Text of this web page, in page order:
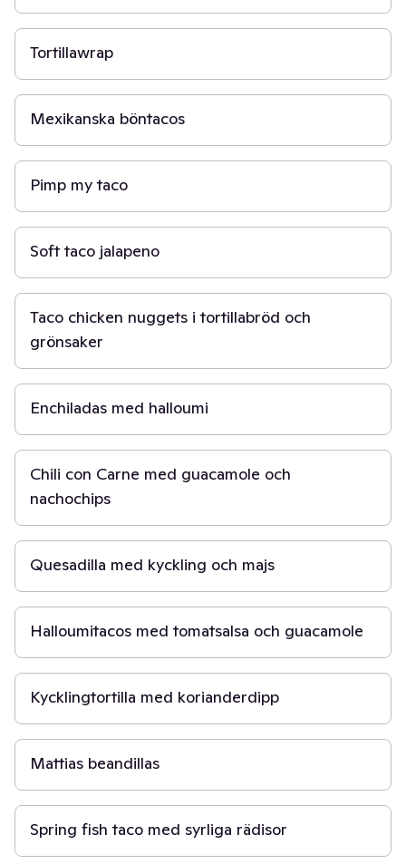
20 min
Tortillawrap
30 min
Mexikanska böntacos
2 t
Pimp my taco
40 min
Soft taco jalapeno
30 min
Taco chicken nuggets i tortillabröd och
grönsaker
30 min
Enchiladas med halloumi
20 min
Chili con Carne med guacamole och
nachochips
15 min
Quesadilla med kyckling och majs
30 min
Halloumitacos med tomatsalsa och guacamole
40 min
Kycklingtortilla med korianderdipp
30 min
Mattias beandillas
30 min
Spring fish taco med syrliga rädisor
15 min